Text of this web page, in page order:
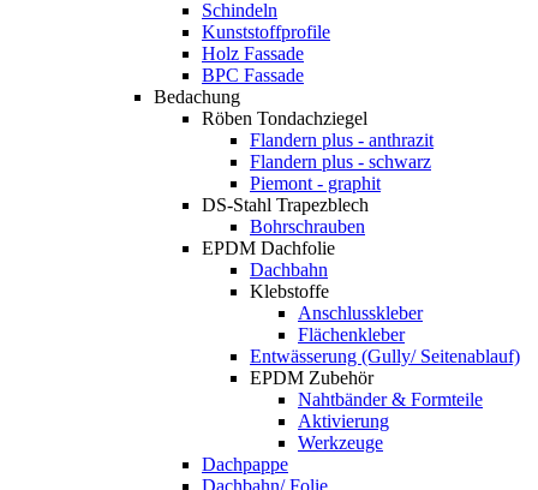
Schindeln
Kunststoffprofile
Holz Fassade
BPC Fassade
Bedachung
Röben Tondachziegel
Flandern plus - anthrazit
Flandern plus - schwarz
Piemont - graphit
DS-Stahl Trapezblech
Bohrschrauben
EPDM Dachfolie
Dachbahn
Klebstoffe
Anschlusskleber
Flächenkleber
Entwässerung (Gully/ Seitenablauf)
EPDM Zubehör
Nahtbänder & Formteile
Aktivierung
Werkzeuge
Dachpappe
Dachbahn/ Folie